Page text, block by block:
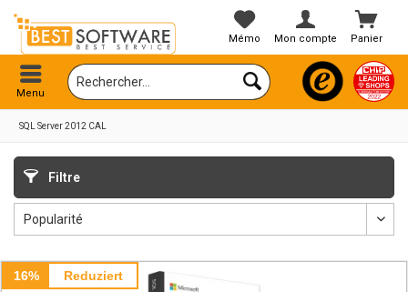
Panier
Mémo Mon compte
Menu
SQL Server 2012 CAL
Filtre
16% Reduziert